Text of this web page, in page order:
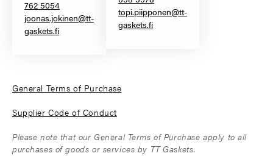
762 5054
joonas.jokinen@tt-
gaskets.fi
topi.piipponen@tt-
gaskets.fi
General Terms of Purchase
Supplier Code of Conduct
Please note that our General Terms of Purchase apply to all
purchases of goods or services by TT Gaskets.